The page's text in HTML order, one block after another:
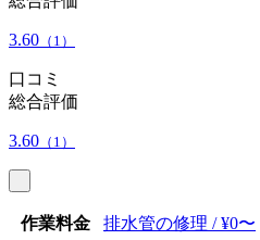
3.60 （1）
口コミ
総合評価
3.60 （1）
作業料金
排水管の修理 / ¥0〜